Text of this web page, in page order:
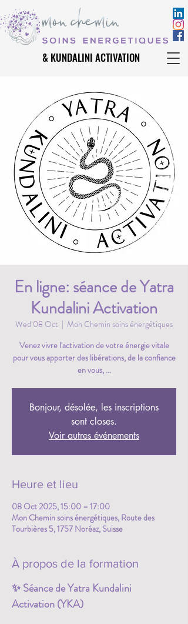
& KUNDALINI ACTIVATION
& KUNDALINI ACTIVATION
En ligne: séance de Yatra
Kundalini Activation
Wed 08 Oct
  |
Mon Chemin soins énergétiques
Venez vivre l'activation de votre énergie vitale
pour vous apporter des libérations, de la confiance
en vous, ...
Bonjour, désolée, les inscriptions
sont closes.
Voir autres événements
Heure et lieu
08 Oct 2025, 15:00 – 17:00
Mon Chemin soins énergétiques, Route des
Tourbières 5, 1757 Noréaz, Suisse
À propos de la formation
✨ Séance de Yatra Kundalini
Activation (YKA)